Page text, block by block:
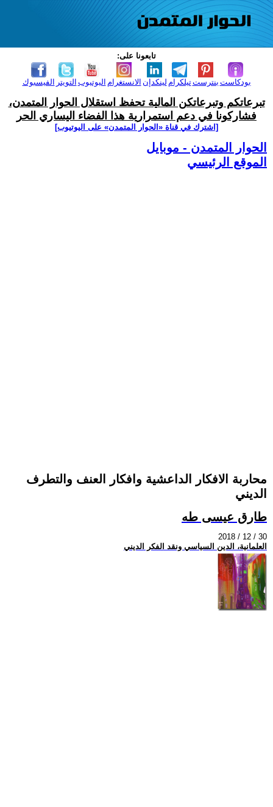
تابعونا على:
الفيسبوك التويتر اليوتيوب الانستغرام لينكدإن تيلكرامبنترست بودكاست
تبرعاتكم وتبرعاتكن المالية تحفظ استقلال الحوار المتمدن،
فشاركونا في دعم استمرارية هذا الفضاء اليساري الحر
[اشترك في قناة ‫«الحوار المتمدن» على اليوتيوب]
الحوار المتمدن - موبايل
الموقع الرئيسي
محاربة الافكار الداعشية وافكار العنف والتطرف
الديني
طارق عيسى طه
2018 / 12 / 30
العلمانية، الدين السياسي ونقد الفكر الديني